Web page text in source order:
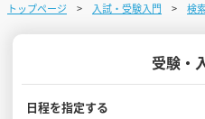
学校を探す
オープンキャン
トップページ 入試・受験入門 検
受験・
日程を指定する